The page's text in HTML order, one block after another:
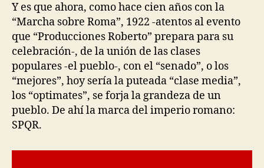
Y es que ahora, como hace cien años con la
“Marcha sobre Roma”, 1922 -atentos al evento
que “Producciones Roberto” prepara para su
celebración-, de la unión de las clases
populares -el pueblo-, con el “senado”, o los
“mejores”, hoy sería la puteada “clase media”,
los “optimates”, se forja la grandeza de un
pueblo. De ahí la marca del imperio romano:
SPQR.